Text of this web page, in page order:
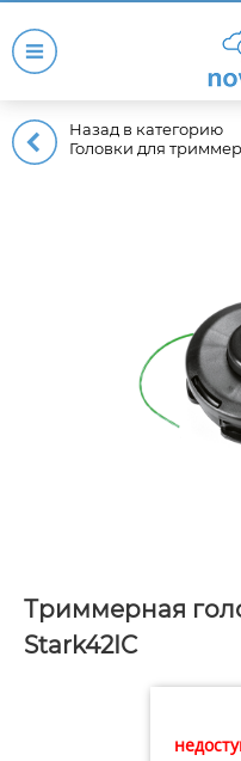
Назад в категорию
Головки для
Триммерная
Stark42IC